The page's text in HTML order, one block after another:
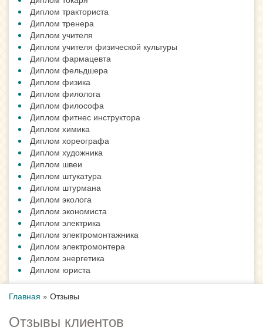
Диплом тракториста
Диплом тренера
Диплом учителя
Диплом учителя физической культуры
Диплом фармацевта
Диплом фельдшера
Диплом физика
Диплом филолога
Диплом философа
Диплом фитнес инструктора
Диплом химика
Диплом хореографа
Диплом художника
Диплом швеи
Диплом штукатура
Диплом штурмана
Диплом эколога
Диплом экономиста
Диплом электрика
Диплом электромонтажника
Диплом электромонтера
Диплом энергетика
Диплом юриста
Главная » Отзывы
Отзывы клиентов